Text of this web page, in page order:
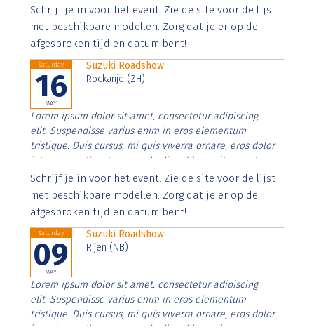
Aenean faucibus nibh et justo cursus id rutrum lorem
imperdiet. Nunc ut sem vitae risus tristique posuere.
Schrijf je in voor het event. Zie de site voor de lijst
met beschikbare modellen. Zorg dat je er op de
afgesproken tijd en datum bent!
Saturday
16
MAY
Suzuki Roadshow
Rockanje (ZH)
Lorem ipsum dolor sit amet, consectetur adipiscing
elit. Suspendisse varius enim in eros elementum
tristique. Duis cursus, mi quis viverra ornare, eros dolor
interdum nulla, ut commodo diam libero vitae erat.
Aenean faucibus nibh et justo cursus id rutrum lorem
imperdiet. Nunc ut sem vitae risus tristique posuere.
Schrijf je in voor het event. Zie de site voor de lijst
met beschikbare modellen. Zorg dat je er op de
afgesproken tijd en datum bent!
Saturday
09
MAY
Suzuki Roadshow
Rijen (NB)
Lorem ipsum dolor sit amet, consectetur adipiscing
elit. Suspendisse varius enim in eros elementum
tristique. Duis cursus, mi quis viverra ornare, eros dolor
interdum nulla, ut commodo diam libero vitae erat.